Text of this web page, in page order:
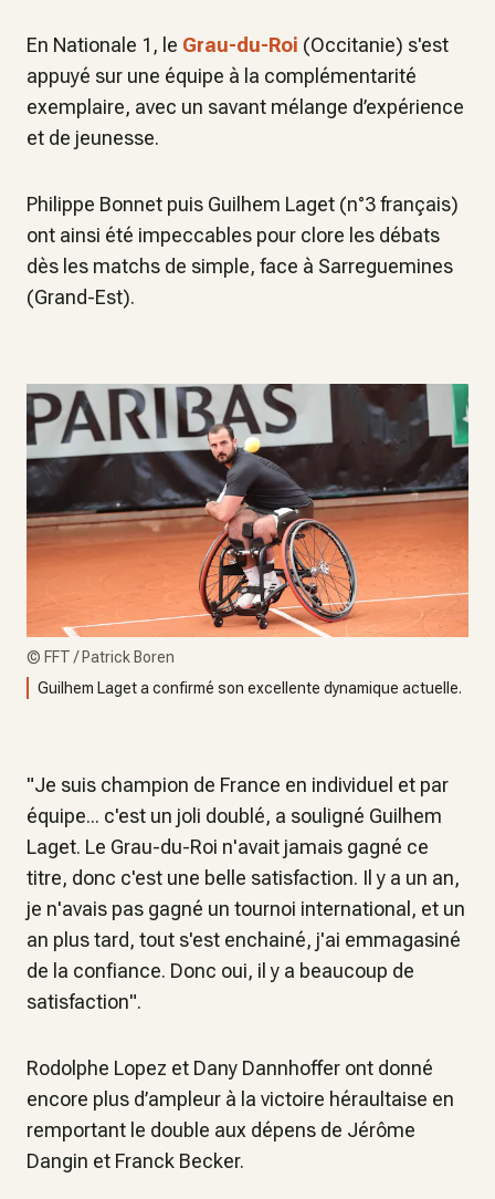
En Nationale 1, le Grau-du-Roi (Occitanie) s'est
appuyé sur une équipe à la complémentarité
exemplaire, avec un savant mélange d’expérience
et de jeunesse.
Philippe Bonnet puis Guilhem Laget (n°3 français)
ont ainsi été impeccables pour clore les débats
dès les matchs de simple, face à Sarreguemines
(Grand-Est).
© FFT / Patrick Boren
Guilhem Laget a confirmé son excellente dynamique actuelle.
"Je suis champion de France en individuel et par
équipe... c'est un joli doublé, a souligné Guilhem
Laget. Le Grau-du-Roi n'avait jamais gagné ce
titre, donc c'est une belle satisfaction. Il y a un an,
je n'avais pas gagné un tournoi international, et un
an plus tard, tout s'est enchainé, j'ai emmagasiné
de la confiance. Donc oui, il y a beaucoup de
satisfaction".
Rodolphe Lopez et Dany Dannhoffer ont donné
encore plus d’ampleur à la victoire héraultaise en
remportant le double aux dépens de Jérôme
Dangin et Franck Becker.